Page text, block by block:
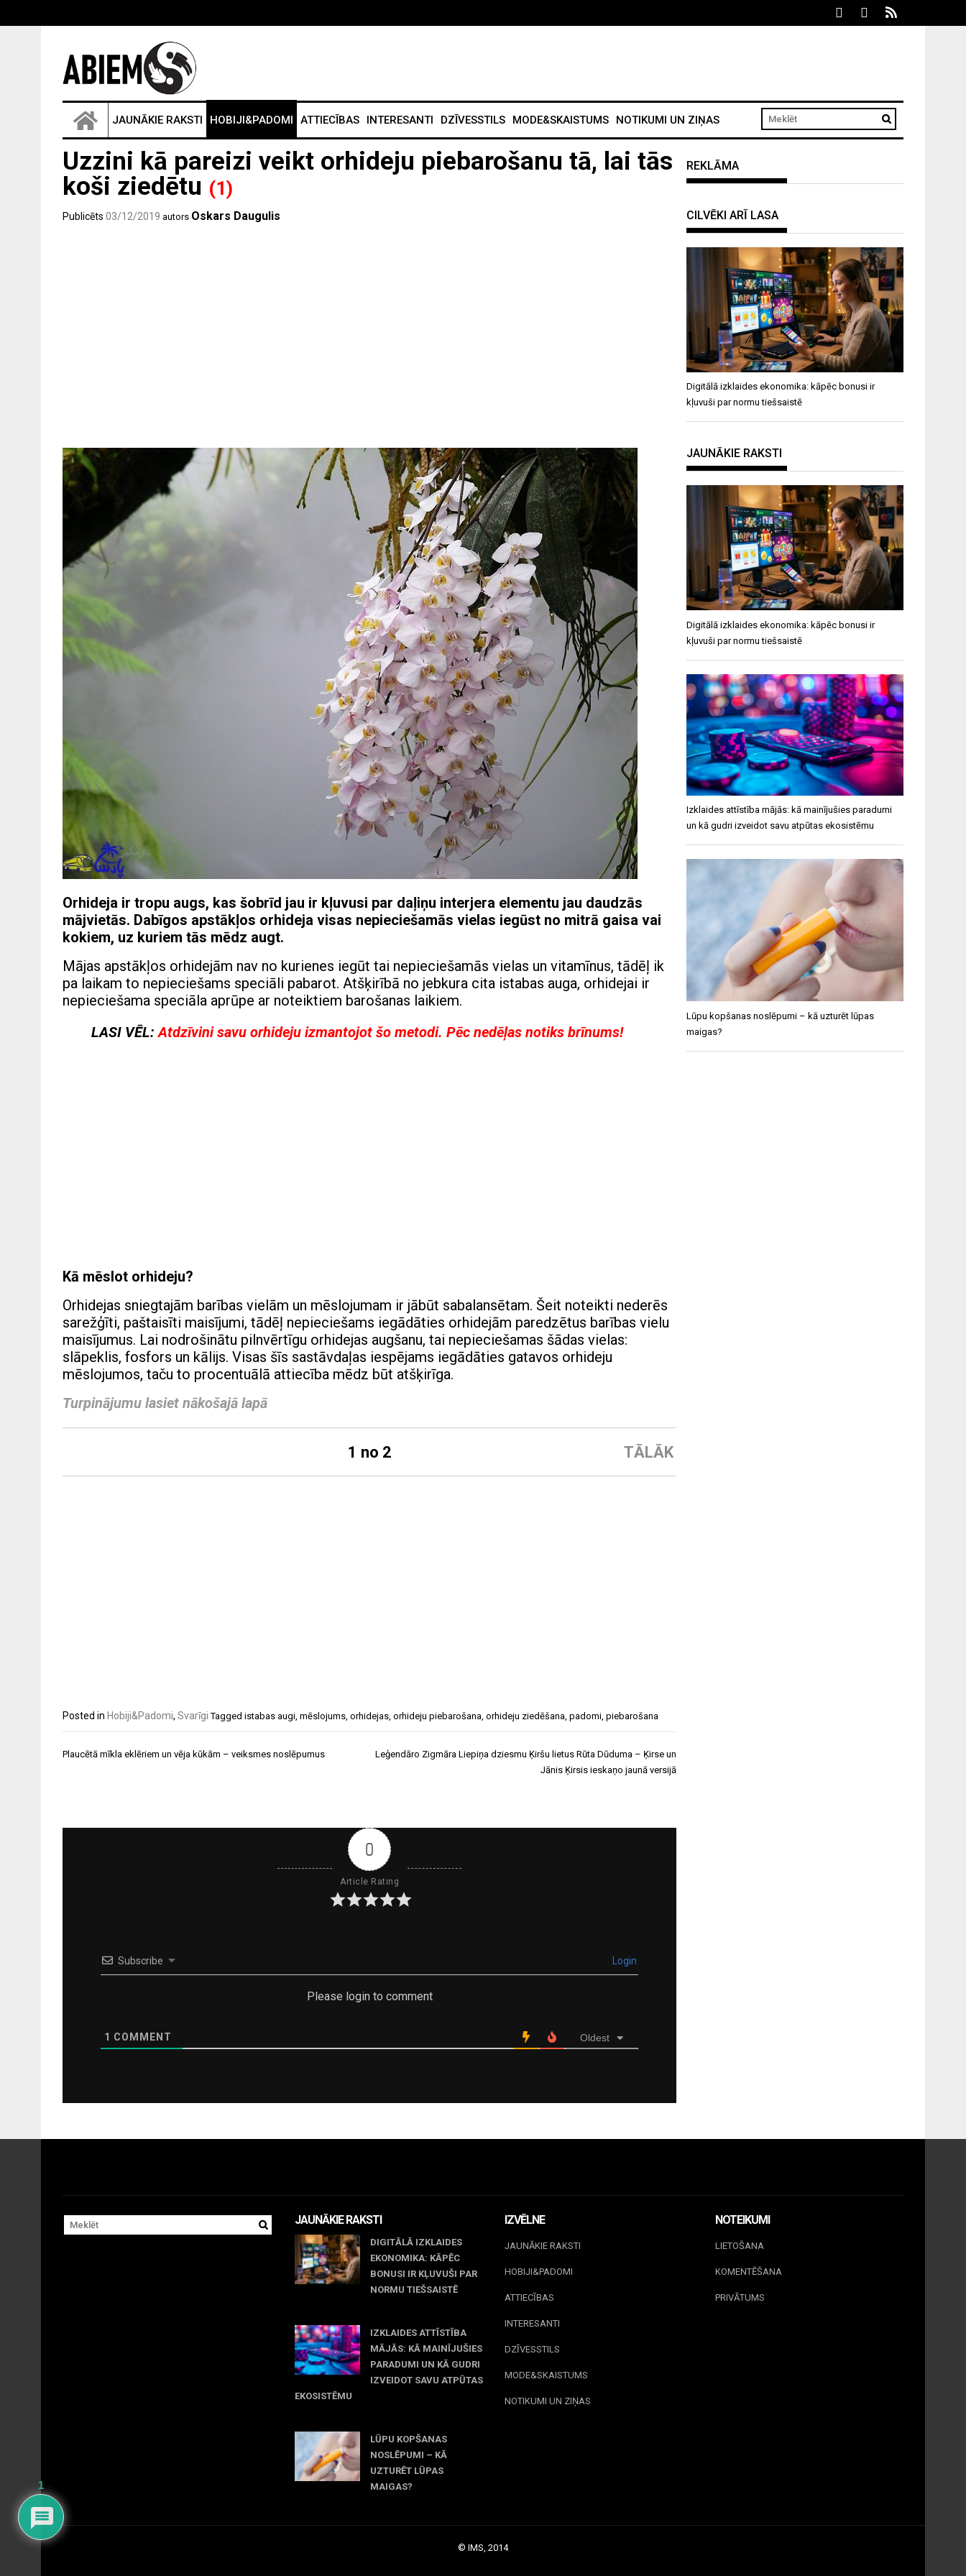
JAUNĀKIE RAKSTI HOBIJI&PADOMI ATTIECĪBAS INTERESANTI DZĪVESSTILS MODE&SKAISTUMS NOTIKUMI UN ZIŅAS
Uzzini kā pareizi veikt orhideju piebarošanu tā, lai tās
koši ziedētu (1)
Publicēts 03/12/2019 autors Oskars Daugulis
Orhideja ir tropu augs, kas šobrīd jau ir kļuvusi par daļiņu interjera elementu jau daudzās
mājvietās. Dabīgos apstākļos orhideja visas nepieciešamās vielas iegūst no mitrā gaisa vai
kokiem, uz kuriem tās mēdz augt.
Mājas apstākļos orhidejām nav no kurienes iegūt tai nepieciešamās vielas un vitamīnus, tādēļ ik
pa laikam to nepieciešams speciāli pabarot. Atšķirībā no jebkura cita istabas auga, orhidejai ir
nepieciešama speciāla aprūpe ar noteiktiem barošanas laikiem.
LASI VĒL:Atdzīvini savu orhideju izmantojot šo metodi. Pēc nedēļas notiks brīnums!
Kā mēslot orhideju?
Orhidejas sniegtajām barības vielām un mēslojumam ir jābūt sabalansētam. Šeit noteikti nederēs
sarežģīti, paštaisīti maisījumi, tādēļ nepieciešams iegādāties orhidejām paredzētus barības vielu
maisījumus. Lai nodrošinātu pilnvērtīgu orhidejas augšanu, tai nepieciešamas šādas vielas:
slāpeklis, fosfors un kālijs. Visas šīs sastāvdaļas iespējams iegādāties gatavos orhideju
mēslojumos, taču to procentuālā attiecība mēdz būt atšķirīga.
Turpinājumu lasiet nākošajā lapā
TĀLĀK
1 no 2
Posted in Hobiji&Padomi, Svarīgi Tagged istabas augi, mēslojums, orhidejas, orhideju piebarošana, orhideju ziedēšana, padomi, piebarošana
Ziņu
Plaucētā mīkla eklēriem un vēja kūkām – veiksmes noslēpumus
Leģendāro Zigmāra Liepiņa dziesmu Ķiršu lietus Rūta Dūduma – Ķirse un
Jānis Ķirsis ieskaņo jaunā versijā
0
Article Rating
Subscribe Login
Please login to comment
1 COMMENT Oldest
REKLĀMA
CILVĒKI ARĪ LASA
Digitālā izklaides ekonomika: kāpēc bonusi ir
kļuvuši par normu tiešsaistē
JAUNĀKIE RAKSTI
Digitālā izklaides ekonomika: kāpēc bonusi ir
kļuvuši par normu tiešsaistē
Izklaides attīstība mājās: kā mainījušies paradumi
un kā gudri izveidot savu atpūtas ekosistēmu
Lūpu kopšanas noslēpumi – kā uzturēt lūpas
maigas?
JAUNĀKIE RAKSTI
DIGITĀLĀ IZKLAIDES
EKONOMIKA: KĀPĒC
BONUSI IR KĻUVUŠI PAR
NORMU TIEŠSAISTĒ
IZKLAIDES ATTĪSTĪBA
MĀJĀS: KĀ MAINĪJUŠIES
PARADUMI UN KĀ GUDRI
IZVEIDOT SAVU ATPŪTAS
EKOSISTĒMU
LŪPU KOPŠANAS
NOSLĒPUMI – KĀ
UZTURĒT LŪPAS
MAIGAS?
IZVĒLNE
JAUNĀKIE RAKSTI
HOBIJI&PADOMI
ATTIECĪBAS
INTERESANTI
DZĪVESSTILS
MODE&SKAISTUMS
NOTIKUMI UN ZIŅAS
NOTEIKUMI
LIETOŠANA
KOMENTĒŠANA
PRIVĀTUMS
© IMS, 2014
1